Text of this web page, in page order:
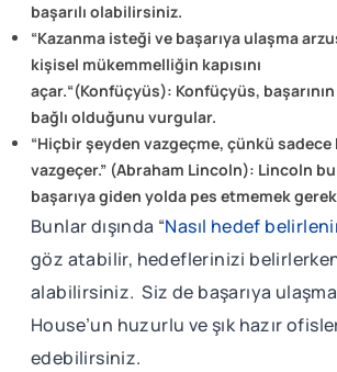
başarılı olabilirsiniz.
“Kazanma isteği ve başarıya ulaşma
kişisel mükemmelliğin kapısını
açar.“(Konfüçyüs): Konfüçyüs,
bağlı olduğunu vurgular.
“Hiçbir şeyden vazgeçme, çünkü
vazgeçer.” (Abraham Lincoln): Lincoln
başarıya giden yolda pes etmemek
Bunlar dışında “Nasıl hedef
göz atabilir, hedeflerinizi
alabilirsiniz. Siz de başarıya
House’un huzurlu ve şık hazır
edebilirsiniz.